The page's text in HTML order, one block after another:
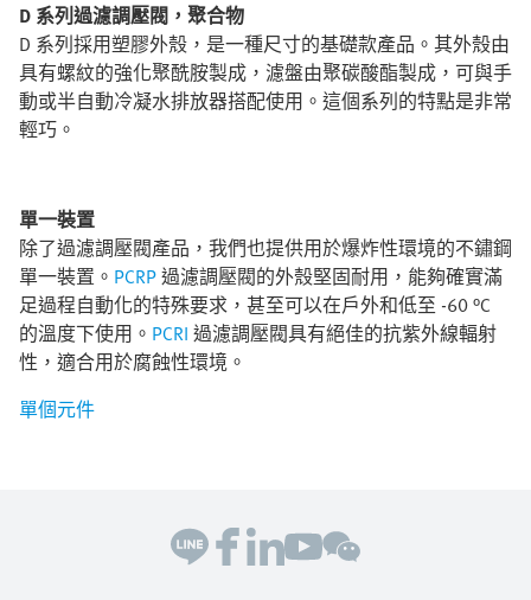
D 系列過濾調壓閥，聚合物
D 系列採用塑膠外殼，是一種尺寸的基礎款產品。其外殼由
具有螺紋的強化聚酰胺製成，濾盤由聚碳酸酯製成，可與手
動或半自動冷凝水排放器搭配使用。這個系列的特點是非常
輕巧。
單一裝置
除了過濾調壓閥產品，我們也提供用於爆炸性環境的不鏽鋼
單一裝置。 PCRP過濾調壓閥的外殼堅固耐用，能夠確實滿
足過程自動化的特殊要求，甚至可以在戶外和低至 -60 °C
的溫度下使用。 PCRI 過濾調壓閥具有絕佳的抗紫外線輻射
性，適合用於腐蝕性環境。
單個元件